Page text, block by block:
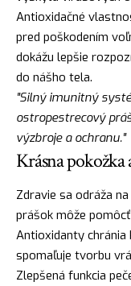
Antioxidačné
pred poškodením
dokážu lepšie
do nášho tela.
"Silný imunitný
ostropestrecový
výzbroje a ochranu."
Krásna pokožka
Zdravie sa odráža
prášok môže pomôcť
Antioxidanty chránia
spomaľuje tvorbu
Zlepšená funkcia